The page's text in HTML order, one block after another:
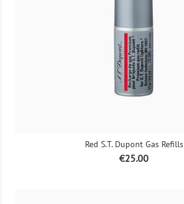
Red S.T. Dupont Gas Refills
Price
€25.00